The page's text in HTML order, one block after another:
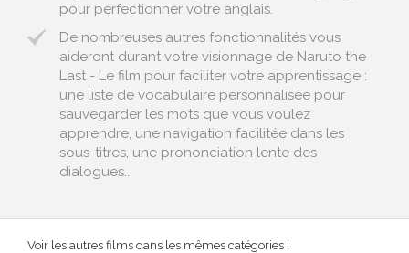
pour perfectionner votre anglais.
De nombreuses autres fonctionnalités vous
aideront durant votre visionnage de Naruto the
Last - Le film pour faciliter votre apprentissage :
une liste de vocabulaire personnalisée pour
sauvegarder les mots que vous voulez
apprendre, une navigation facilitée dans les
sous-titres, une prononciation lente des
dialogues...
Voir les autres films dans les mêmes catégories :